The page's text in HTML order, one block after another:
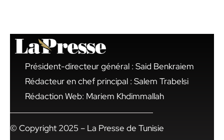
Président-directeur général : Said Benkraiem
Rédacteur en chef principal : Salem Trabelsi
Rédaction Web: Mariem Khdimmallah
© Copyright 2025 – La Presse de Tunisie